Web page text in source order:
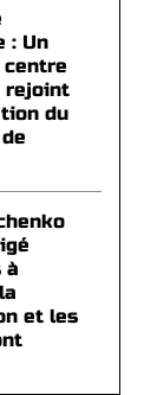
: Un
centre
rejoint
du
à
et les